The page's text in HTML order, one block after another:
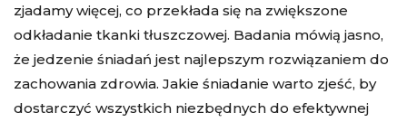
zjadamy więcej, co przekłada się na zwiększone
odkładanie tkanki tłuszczowej. Badania mówią jasno,
że jedzenie śniadań jest najlepszym rozwiązaniem do
zachowania zdrowia. Jakie śniadanie warto zjeść, by
dostarczyć wszystkich niezbędnych do efektywnej